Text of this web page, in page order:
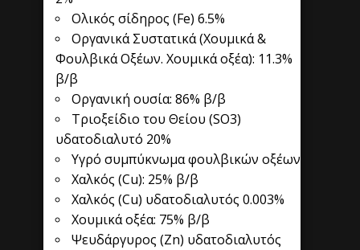
Ολικός σίδηρος (Fe) 6.5%
Οργανικά Συστατικά (Χουμικά &
Φουλβικά Οξέων. Χουμικά οξέα): 11.3%
β/β
Οργανική ουσία: 86% β/β
Τριοξείδιο του Θείου (SO3)
υδατοδιαλυτό 20%
Υγρό συμπύκνωμα φουλβικών οξέων
Χαλκός (Cu): 25% β/β
Χαλκός (Cu) υδατοδιαλυτός 0.003%
Χουμικά οξέα: 75% β/β
Ψευδάργυρος (Ζn) υδατοδιαλυτός